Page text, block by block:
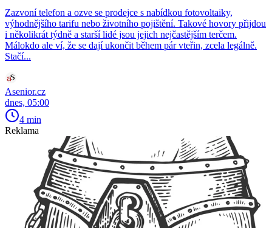
Zazvoní telefon a ozve se prodejce s nabídkou fotovoltaiky,
výhodnějšího tarifu nebo životního pojištění. Takové hovory přijdou
i několikrát týdně a starší lidé jsou jejich nejčastějším terčem.
Málokdo ale ví, že se dají ukončit během pár vteřin, zcela legálně.
Stačí...
Asenior.cz
dnes, 05:00
4 min
Reklama